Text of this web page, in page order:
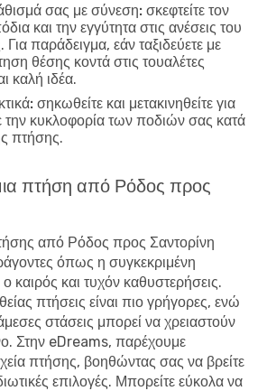
σας με σύνεση: σκεφτείτε τον
και την εγγύτητα στις ανέσεις του
παράδειγμα, εάν ταξιδεύετε με
θέσης κοντά στις τουαλέτες
καλή ιδέα.
σηκωθείτε και μετακινηθείτε για
την κυκλοφορία των ποδιών σας κατά
πτήσης.
πτήση από Ρόδος προς
από Ρόδος προς Σαντορίνη
όπως η συγκεκριμένη
καιρός και τυχόν καθυστερήσεις.
πτήσεις είναι πιο γρήγορες, ενώ
στάσεις μπορεί να χρειαστούν
Στην eDreams, παρέχουμε
πτήσης, βοηθώντας σας να βρείτε
επιλογές. Μπορείτε εύκολα να